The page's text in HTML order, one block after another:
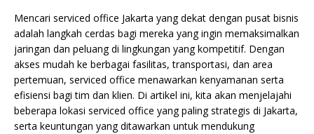
Mencari serviced office Jakarta yang dekat dengan pusat bisnis
adalah langkah cerdas bagi mereka yang ingin memaksimalkan
jaringan dan peluang di lingkungan yang kompetitif. Dengan
akses mudah ke berbagai fasilitas, transportasi, dan area
pertemuan, serviced office menawarkan kenyamanan serta
efisiensi bagi tim dan klien. Di artikel ini, kita akan menjelajahi
beberapa lokasi serviced office yang paling strategis di Jakarta,
serta keuntungan yang ditawarkan untuk mendukung